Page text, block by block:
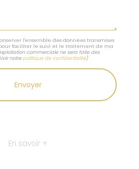
l'ensemble des données transmises
faciliter le suivi et le traitement de ma
commerciale ne sera faite des
notre politique de confidentialité)
En savoir +